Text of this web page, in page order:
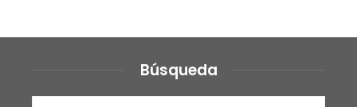
Búsqueda